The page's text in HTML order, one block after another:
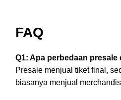
FAQ
Q1: Apa perbedaan presale
Presale menjual tiket final,
biasanya menjual